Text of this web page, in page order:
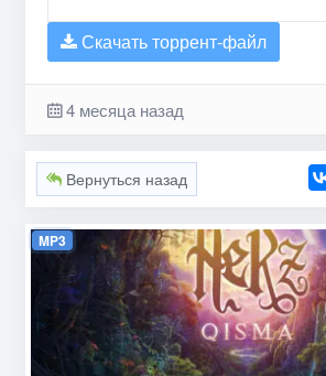
Скачать торрент-файл
4 месяца назад
Вернуться назад
MP3